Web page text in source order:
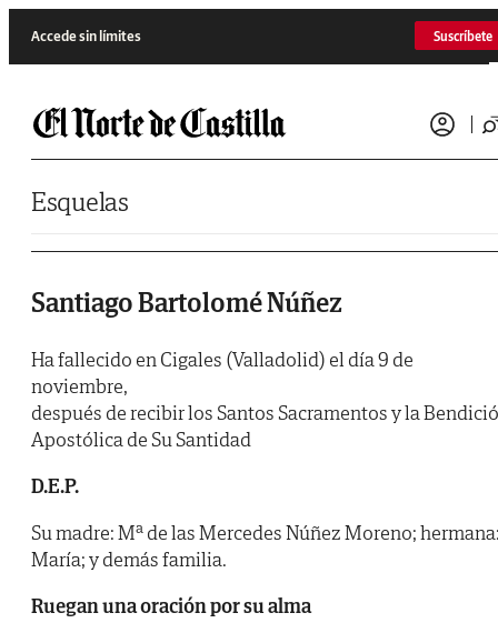
Accede sin límites Suscríbete
Esquelas
Santiago Bartolomé Núñez
Ha fallecido en Cigales (Valladolid) el día 9 de
noviembre,
después de recibir los Santos Sacramentos y la
Apostólica de Su Santidad
D.E.P.
Su madre: Mª de las Mercedes Núñez Moreno;
María; y demás familia.
Ruegan una oración por su alma